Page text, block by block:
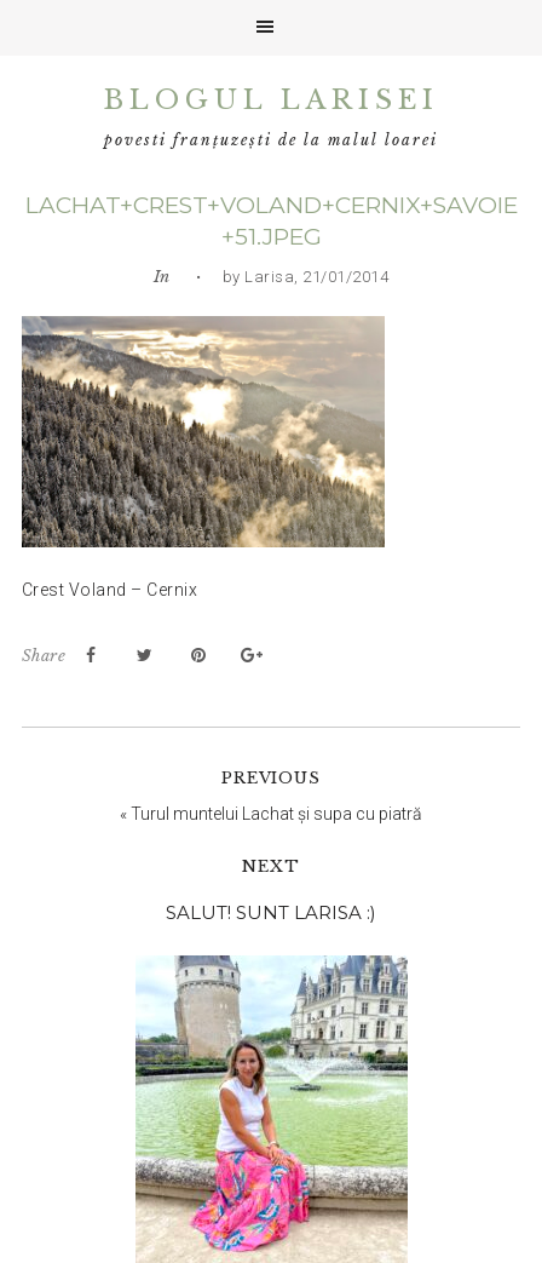
BLOGUL LARISEI
povesti franțuzești de la malul loarei
LACHAT+CREST+VOLAND+CERNIX+SAVOIE
+51.JPEG
In • by Larisa, 21/01/2014
Crest Voland – Cernix
Share
PREVIOUS
«Turul muntelui Lachat și supa cu piatră
NEXT
principală
SALUT! SUNT LARISA :)